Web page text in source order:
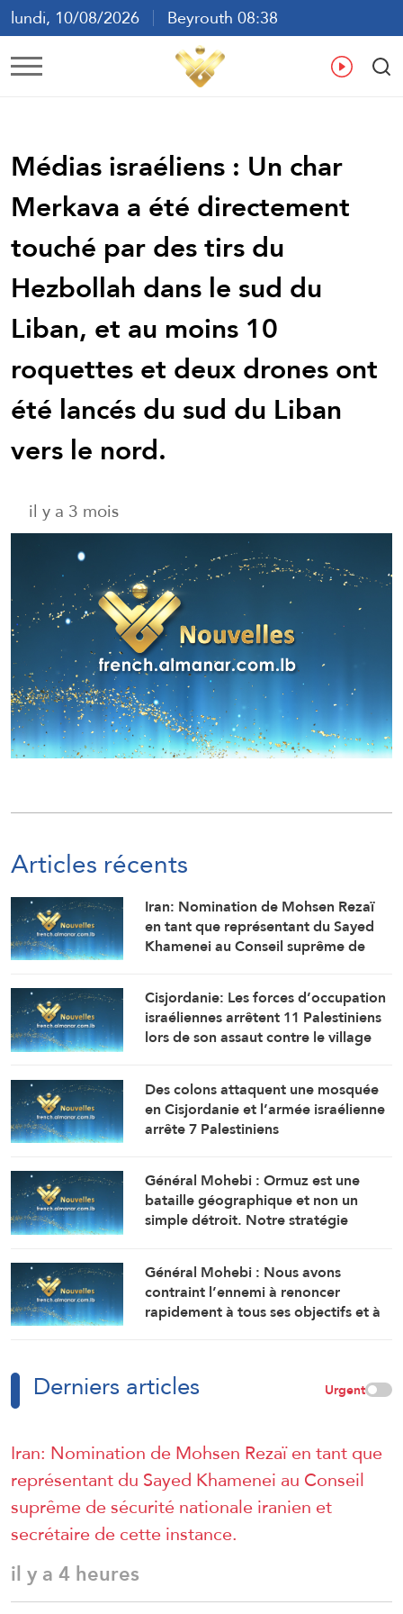
lundi, 10/08/2026
Beyrouth 08:38
ع
Médias israéliens : Un char
Merkava a été directement
touché par des tirs du
Hezbollah dans le sud du
Liban, et au moins 10
roquettes et deux drones ont
été lancés du sud du Liban
vers le nord.
il y a 3 mois
Articles récents
Iran: Nomination de Mohsen Rezaï
en tant que représentant du Sayed
Khamenei au Conseil suprême de
secrétaire de cette instance.
Cisjordanie: Les forces d’occupation
israéliennes arrêtent 11 Palestiniens
lors de son assaut contre le village
Bethléem
Des colons attaquent une mosquée
en Cisjordanie et l’armée israélienne
arrête 7 Palestiniens
Général Mohebi : Ormuz est une
bataille géographique et non un
simple détroit. Notre stratégie
contrôle jusqu’à ce que l’ennemi
accepte toutes nos conditions.
Général Mohebi : Nous avons
contraint l’ennemi à renoncer
rapidement à tous ses objectifs et à
Derniers articles Urgent
Iran: Nomination de Mohsen Rezaï en tant que
représentant du Sayed Khamenei au Conseil
suprême de sécurité nationale iranien et
secrétaire de cette instance.
il y a 4 heures